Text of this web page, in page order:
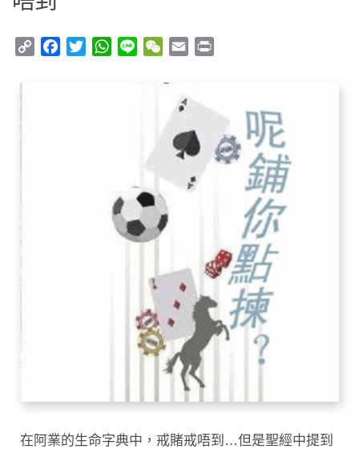
Copy
Facebook
TwitterWhatsApp
Line WeChat
Email
在阿業的生命字典中，戒賭戒唔到…但是聖經中提到